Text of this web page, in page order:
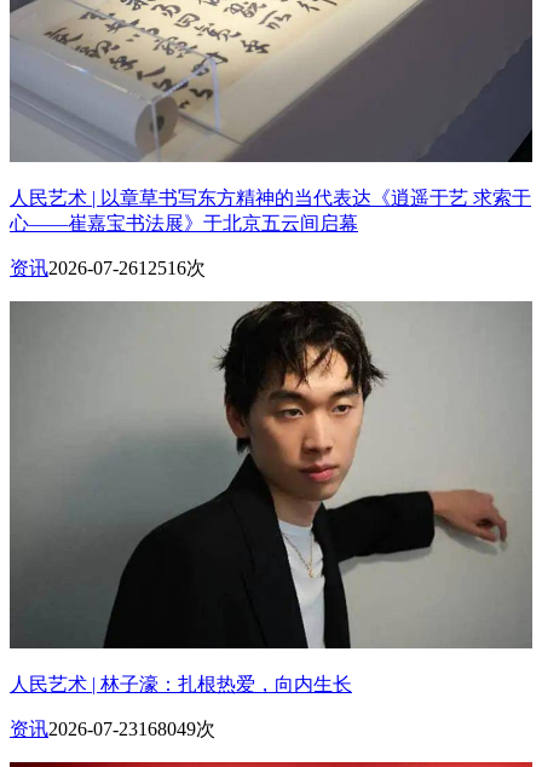
人民艺术 | 以章草书写东方精神的当代表达《逍遥于艺 求索于
心——崔嘉宝书法展》于北京五云间启幕
资讯2026-07-2612516次
人民艺术 | 林子濠：扎根热爱，向内生长
资讯2026-07-23168049次